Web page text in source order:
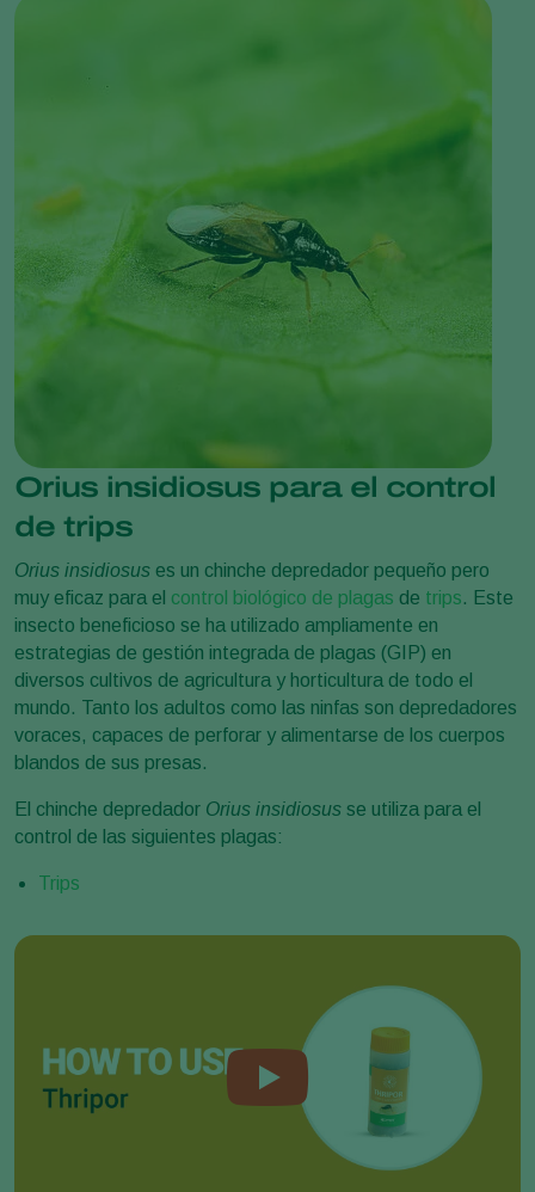
Orius insidiosus para el control
de trips
Orius insidiosus es un chinche depredador pequeño pero
muy eficaz para el control biológico de plagas de trips. Este
insecto beneficioso se ha utilizado ampliamente en
estrategias de gestión integrada de plagas (GIP) en
diversos cultivos de agricultura y horticultura de todo el
mundo. Tanto los adultos como las ninfas son depredadores
voraces, capaces de perforar y alimentarse de los cuerpos
blandos de sus presas.
El chinche depredador Orius insidiosus se utiliza para el
control de las siguientes plagas:
Trips